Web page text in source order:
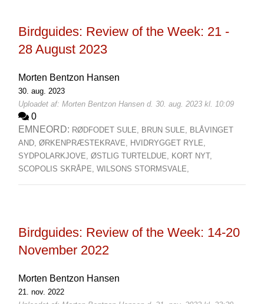
Birdguides: Review of the Week: 21 -
28 August 2023
Morten Bentzon Hansen
30. aug. 2023
Uploadet af: Morten Bentzon Hansen d. 30. aug. 2023 kl. 10:09
0
EMNEORD: RØDFODET SULE, BRUN SULE, BLÅVINGET
AND, ØRKENPRÆSTEKRAVE, HVIDRYGGET RYLE,
SYDPOLARKJOVE, ØSTLIG TURTELDUE, KORT NYT,
SCOPOLIS SKRÅPE, WILSONS STORMSVALE,
Birdguides: Review of the Week: 14-20
November 2022
Morten Bentzon Hansen
21. nov. 2022